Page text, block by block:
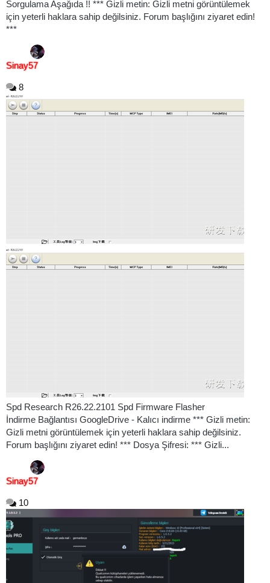
Sorgulama Aşağıda !! *** Gizli metin: Gizli metni görüntülemek
için yeterli haklara sahip değilsiniz. Forum başlığını ziyaret edin!
***
Sinay57
8
Spd Research R26.22.2101 Spd Firmware Flasher
İndirme Bağlantısı GoogleDrive - Kalıcı indirme *** Gizli metin:
Gizli metni görüntülemek için yeterli haklara sahip değilsiniz.
Forum başlığını ziyaret edin! *** Dosya Şifresi: *** Gizli...
Sinay57
10